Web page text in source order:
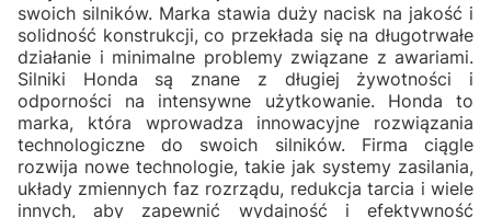
swoich silników. Marka stawia duży nacisk na jakość i
solidność konstrukcji, co przekłada się na długotrwałe
działanie i minimalne problemy związane z awariami.
Silniki Honda są znane z długiej żywotności i
odporności na intensywne użytkowanie. Honda to
marka, która wprowadza innowacyjne rozwiązania
technologiczne do swoich silników. Firma ciągle
rozwija nowe technologie, takie jak systemy zasilania,
układy zmiennych faz rozrządu, redukcja tarcia i wiele
innych, aby zapewnić wydajność i efektywność